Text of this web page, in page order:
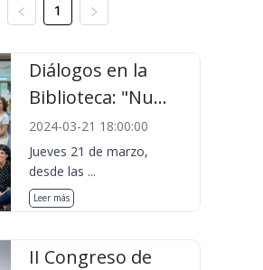
1
Diálogos en la
Biblioteca: "Nu...
2024-03-21 18:00:00
Jueves 21 de marzo,
desde las ...
Leer más
II Congreso de